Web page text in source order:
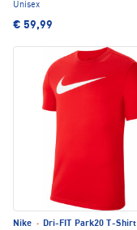
Unisex
€ 59,99
Nike · Dri-FIT Park20 T-Shirt